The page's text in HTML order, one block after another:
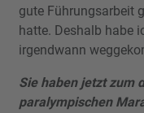
gute Führungsarbeit
hatte. Deshalb habe
irgendwann
Sie haben jetzt zum
paralympischen